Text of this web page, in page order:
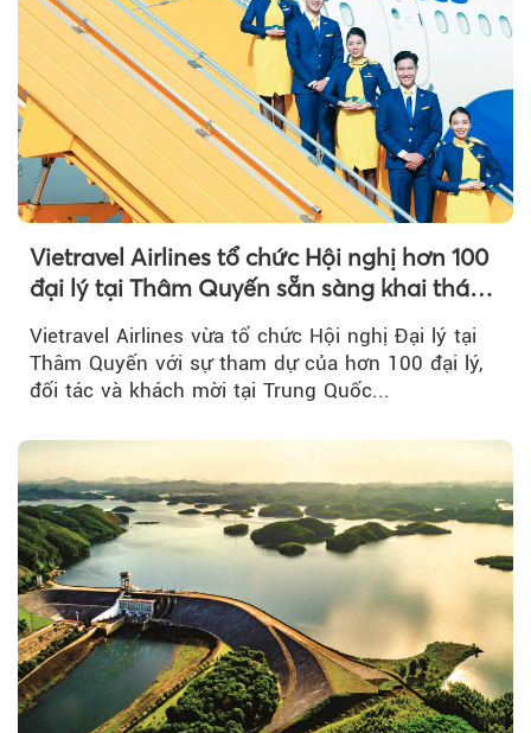
Vietravel Airlines tổ chức Hội nghị hơn 100
đại lý tại Thâm Quyến sẵn sàng khai thác
đường bay thẳng TP.HCM - Thâm Quyến
Vietravel Airlines vừa tổ chức Hội nghị Đại lý tại
Thâm Quyến với sự tham dự của hơn 100 đại lý,
đối tác và khách mời tại Trung Quốc...